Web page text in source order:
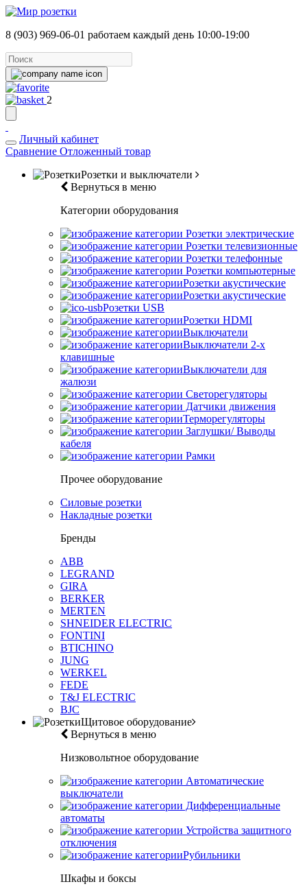
8 (903) 969-06-01 работаем каждый день 10:00-19:00
2
Личный кабинет
Сравнение Отложенный товар
Розетки и выключатели
Вернуться в меню
Категории оборудования
Розетки электрические
Розетки телевизионные
Розетки телефонные
Розетки компьютерные
Розетки акустические
Розетки акустические
Розетки USB
Розетки HDMI
Выключатели
Выключатели 2-х
клавишные
Выключатели для
жалюзи
Светорегуляторы
Датчики движения
Терморегуляторы
Заглушки/ Выводы
кабеля
Рамки
Прочее оборудование
Силовые розетки
Накладные розетки
Бренды
ABB
LEGRAND
GIRA
BERKER
MERTEN
SHNEIDER ELECTRIC
FONTINI
BTICHINO
JUNG
WERKEL
FEDE
T&J ELECTRIC
BJC
Щитовое оборудование
Вернуться в меню
Низковольтное оборудование
Автоматические
выключатели
Дифференциальные
автоматы
Устройства защитного
отключения
Рубильники
Шкафы и боксы